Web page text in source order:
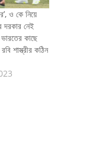
ও কে নিয়ে
দরকার নেই
কাছে
শাস্ত্রীর কঠিন